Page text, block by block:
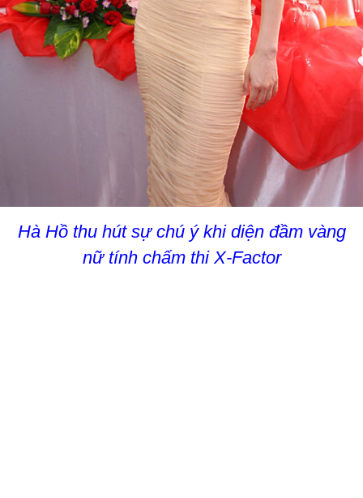
Hà Hồ thu hút sự chú ý khi diện đầm vàng
nữ tính chấm thi X-Factor